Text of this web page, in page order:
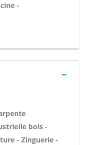
-
bois -
- Zinguerie -